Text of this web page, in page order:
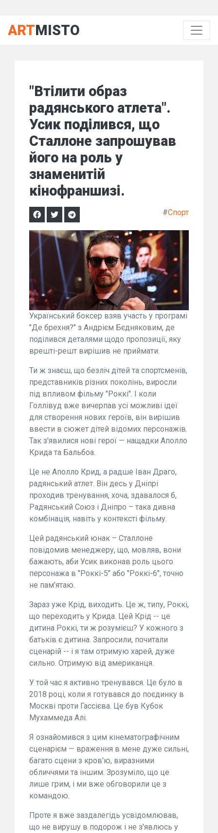
ARTMISTO
"Втілити образ
радянського атлета".
Усик поділився, що
Сталлоне запрошував
його на роль у
знаменитій
кінофраншизі.
#Спорт
Український боксер взяв участь у програмі
"Де брехня?" з Андрієм Бєдняковим, де
поділився деталями щодо пропозиції, яку
врешті-решт вирішив не приймати.
Ти ж знаєш, що безліч дітей та спортсменів,
представників різних поколінь, виросли
під впливом фільму "Роккі". І коли
Голлівуд вже вичерпав усі можливі ідеї
для створення нових героїв, він вирішив
ввести в сюжет дітей відомих персонажів.
Так з'явилися нові герої — нащадки Аполло
Крида та Бальбоа.
Це не Аполло Крид, а радше Іван Драго,
радянський атлет. Він десь у Дніпрі
проходив тренування, хоча, здавалося б,
Радянський Союз і Дніпро – така дивна
комбінація, навіть у контексті фільму.
Цей радянський юнак – Сталлоне
повідомив менеджеру, що, мовляв, вони
бажають, аби Усик виконав роль цього
персонажа в "Роккі-5" або "Роккі-6", точно
не пам'ятаю.
Зараз уже Крід, виходить. Це ж, типу, Роккі,
що переходить у Крида. Цей Крід -- це
дитина Роккі, ти ж розумієш? У кожного з
батьків є дитина. Запросили, почитали
сценарій -- і я там отримую харей, дуже
сильно. Отримую від американця.
У той час я активно тренувався. Це було в
2018 році, коли я готувався до поєдинку в
Москві проти Гассієва. Це був Кубок
Мухаммеда Алі.
Я ознайомився з цим кінематографічним
сценарієм — враження в мене дуже сильні,
багато сцени з кров'ю, виразними
обличчями та іншим. Зрозуміло, що це
лише грим, і ми вже обговорили це з
командою.
Проте я вже заздалегідь усвідомлював,
що не вирушу в подорож і не з'явлюсь у